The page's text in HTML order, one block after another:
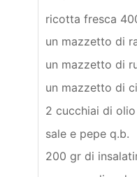
ricotta fresca
un mazzetto di
un mazzetto di
un mazzetto di
2 cucchiai di
sale e pepe q.b.
200 gr di